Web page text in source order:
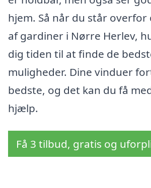
hjem. Så når du står
af gardiner i Nørre Herlev,
dig tiden til at finde de
muligheder. Dine vinduer
bedste, og det kan du få
hjælp.
Få 3 tilbud, gratis og